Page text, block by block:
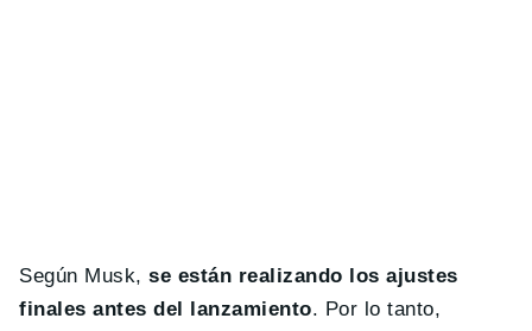
Según Musk, se están realizando los ajustes
finales antes del lanzamiento. Por lo tanto,